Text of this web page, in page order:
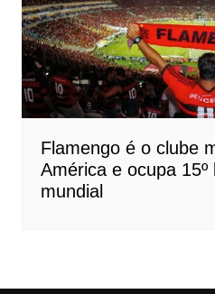
Flamengo é o clube
América e ocupa
mundial